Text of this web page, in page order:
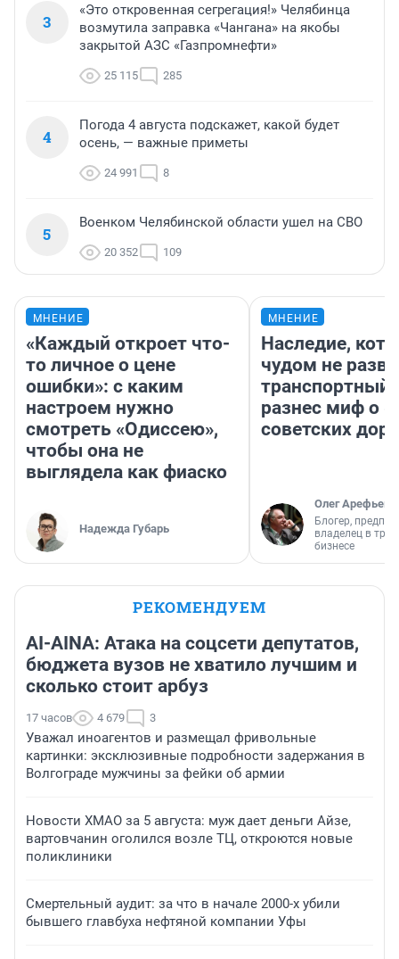
3
«Это откровенная сегрегация!» Челябинца
возмутила заправка «Чангана» на якобы
закрытой АЗС «Газпромнефти»
25 115 285
4
Погода 4 августа подскажет, какой будет
осень, — важные приметы
24 991 8
5
Военком Челябинской области ушел на СВО
20 352 109
МНЕНИЕ
«Каждый откроет что-
то личное о цене
ошибки»: с каким
настроем нужно
смотреть «Одиссею»,
чтобы она не
выглядела как фиаско
Надежда Губарь
МНЕНИЕ
Наследие,
чудом не
транспортный
разнес миф о
советских
Олег Арефьев
Блогер,
владелец в
бизнесе
РЕКОМЕНДУЕМ
AI-AINA: Атака на соцсети депутатов,
бюджета вузов не хватило лучшим и
сколько стоит арбуз
17 часов 4 679 3
Уважал иноагентов и размещал фривольные
картинки: эксклюзивные подробности задержания в
Волгограде мужчины за фейки об армии
Новости ХМАО за 5 августа: муж дает деньги Айзе,
вартовчанин оголился возле ТЦ, откроются новые
поликлиники
Смертельный аудит: за что в начале 2000-х убили
бывшего главбуха нефтяной компании Уфы